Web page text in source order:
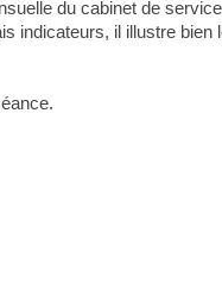
du cabinet de
il illustre bien